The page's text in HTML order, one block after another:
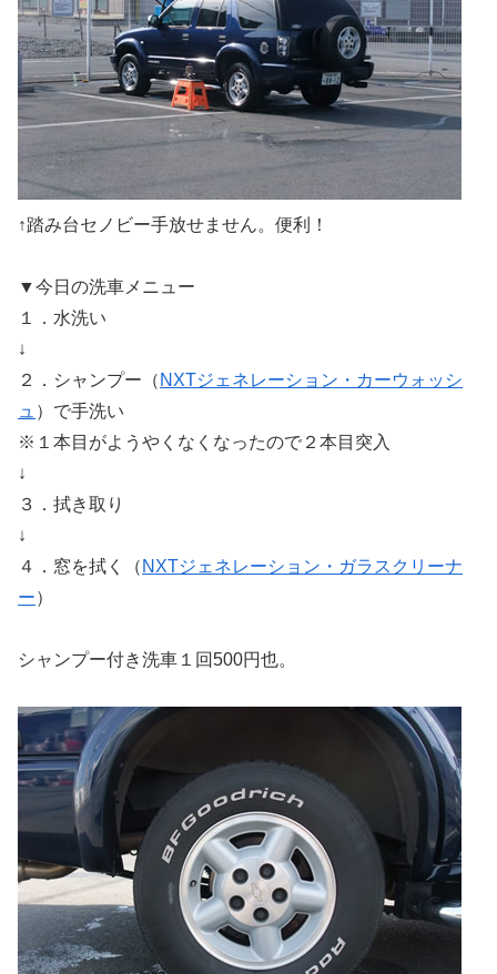
↑踏み台セノビー手放せません。便利！
▼今日の洗車メニュー
１．水洗い
↓
２．シャンプー（ NXTジェネレーション・カーウォッシ
ュ ）で手洗い
※１本目がようやくなくなったので２本目突入
↓
３．拭き取り
↓
４．窓を拭く（ NXTジェネレーション・ガラスクリーナ
ー）
シャンプー付き洗車１回500円也。